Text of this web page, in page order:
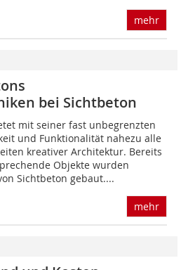
mehr
bei Sichtbeton
mit seiner fast unbegrenzten
und Funktionalität nahezu alle
kreativer Architektur. Bereits
Objekte wurden
Sichtbeton gebaut....
mehr